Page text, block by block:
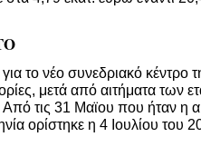
το νέο συνεδριακό
μετά από αιτήματα των
τις 31 Μαϊου που ήταν η
ορίστηκε η 4 Ιουλίου του